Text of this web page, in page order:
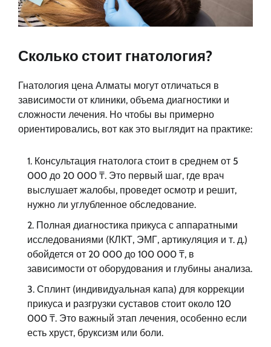
Сколько стоит гнатология?
Гнатология цена Алматы могут отличаться в
зависимости от клиники, объема диагностики и
сложности лечения. Но чтобы вы примерно
ориентировались, вот как это выглядит на практике:
Консультация гнатолога стоит в среднем от 5
000 до 20 000 ₸. Это первый шаг, где врач
выслушает жалобы, проведет осмотр и решит,
нужно ли углубленное обследование.
Полная диагностика прикуса с аппаратными
исследованиями (КЛКТ, ЭМГ, артикуляция и т. д.)
обойдется от 20 000 до 100 000 ₸, в
зависимости от оборудования и глубины анализа.
Сплинт (индивидуальная капа) для коррекции
прикуса и разгрузки суставов стоит около 120
000 ₸. Это важный этап лечения, особенно если
есть хруст, бруксизм или боли.